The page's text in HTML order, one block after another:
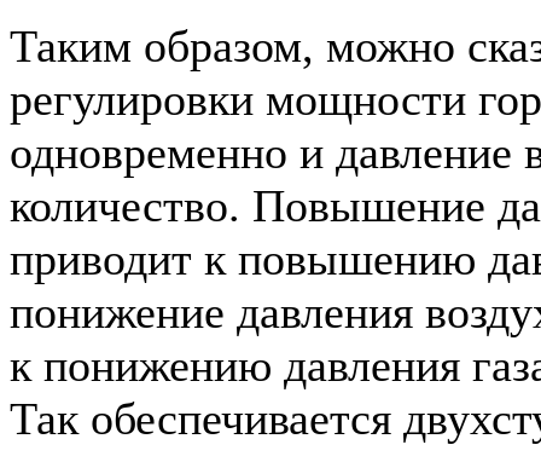
Таким образом, можно
регулировки мощности
одновременно и давление
количество. Повышение
приводит к повышению
понижение давления
к понижению давления
Так обеспечивается